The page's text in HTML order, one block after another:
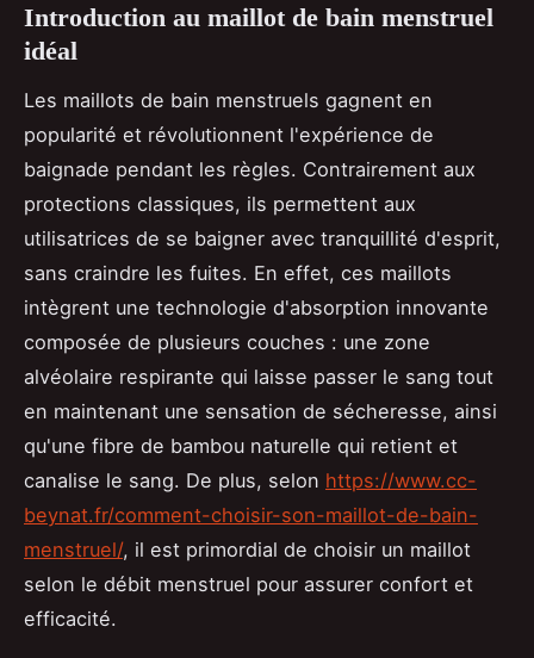
Introduction au maillot de bain menstruel
idéal
Les maillots de bain menstruels gagnent en
popularité et révolutionnent l'expérience de
baignade pendant les règles. Contrairement aux
protections classiques, ils permettent aux
utilisatrices de se baigner avec tranquillité d'esprit,
sans craindre les fuites. En effet, ces maillots
intègrent une technologie d'absorption innovante
composée de plusieurs couches : une zone
alvéolaire respirante qui laisse passer le sang tout
en maintenant une sensation de sécheresse, ainsi
qu'une fibre de bambou naturelle qui retient et
canalise le sang. De plus, selon https://www.cc-
beynat.fr/comment-choisir-son-maillot-de-bain-
menstruel/, il est primordial de choisir un maillot
selon le débit menstruel pour assurer confort et
efficacité.